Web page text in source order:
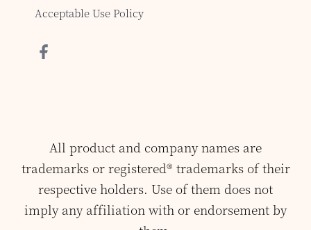
Acceptable Use Policy
All product and company names are
trademarks or registered® trademarks of their
respective holders. Use of them does not
imply any affiliation with or endorsement by